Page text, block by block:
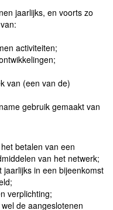
jaarlijks, en voorts zo
activiteiten;
van (een van de)
gebruik gemaakt van
betalen van een
van het netwerk;
in een bijeenkomst
verplichting;
de aangeslotenen